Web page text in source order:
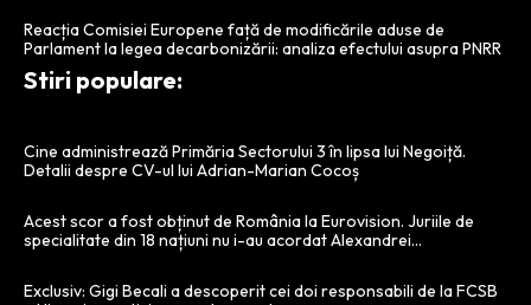
Reacția Comisiei Europene față de modificările aduse de
Parlament la legea decarbonizării: analiza efectului asupra PNRR
Stiri populare:
Cine administrează Primăria Sectorului 3 în lipsa lui Negoiță.
Detalii despre CV-ul lui Adrian-Marian Cocoș
Acest scor a fost obținut de România la Eurovision. Juriile de
specialitate din 18 națiuni nu i-au acordat Alexandrei…
Exclusiv: Gigi Becali a descoperit cei doi responsabili de la FCSB